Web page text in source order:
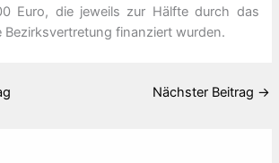
Euro, die jeweils zur Hälfte durch das
Bezirksvertretung finanziert wurden.
Nächster Beitrag →